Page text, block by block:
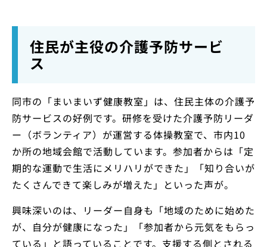
住民が主役の介護予防サービ
ス
同市の「まいまいず健康教室」は、住民主体の介護予
防サービスの好例です。研修を受けた介護予防リーダ
ー（ボランティア）が運営する体操教室で、市内10
か所の地域会館で活動しています。参加者からは「定
期的な運動で生活にメリハリができた」「知り合いが
たくさんできて楽しみが増えた」といった声が。
興味深いのは、リーダー自身も「地域のために始めた
が、自分が健康になった」「参加者から元気をもらっ
ている」と語っていることです。支援する側とされる